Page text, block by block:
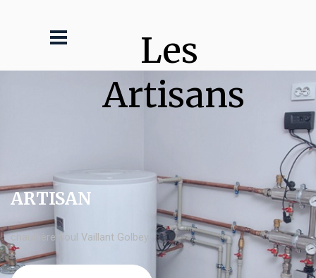
Les
Artisans
ARTISAN
chaudière fioul Vaillant Golbey